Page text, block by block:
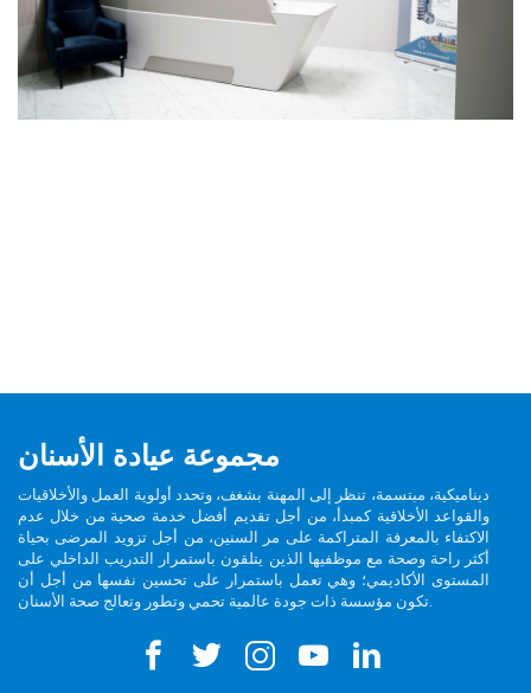
مجموعة عيادة الأسنان
ديناميكية، مبتسمة، تنظر إلى المهنة بشغف، وتحدد أولوية العمل والأخلاقيات
والقواعد الأخلاقية كمبدأ، من أجل تقديم أفضل خدمة صحية من خلال عدم
الاكتفاء بالمعرفة المتراكمة على مر السنين، من أجل تزويد المرضى بحياة
أكثر راحة وصحة مع موظفيها الذين يتلقون باستمرار التدريب الداخلي على
المستوى الأكاديمي؛ وهي تعمل باستمرار على تحسين نفسها من أجل أن